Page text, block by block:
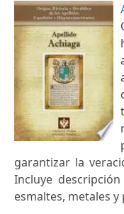
garantizar la
Incluye
esmaltes, metales y